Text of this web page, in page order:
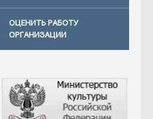
ОЦЕНИТЬ РАБОТУ
ОРГАНИЗАЦИИ